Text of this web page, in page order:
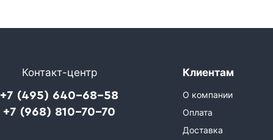
Контакт-центр
+7 (495) 640-68-58
+7 (968) 810-70-70
Клиентам
О компании
Оплата
Доставка